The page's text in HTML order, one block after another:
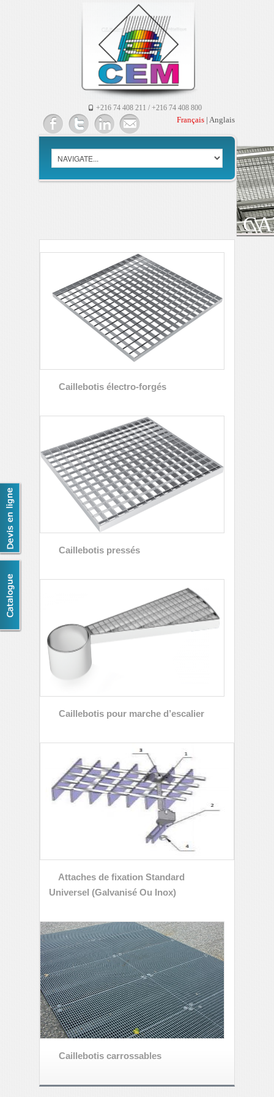
+216 74 408 211 / +216 74 408 800
Français | Anglais
Caillebotis électro-forgés
Caillebotis pressés
Caillebotis pour marche d’escalier
Attaches de fixation Standard
Universel (Galvanisé Ou Inox)
Caillebotis carrossables